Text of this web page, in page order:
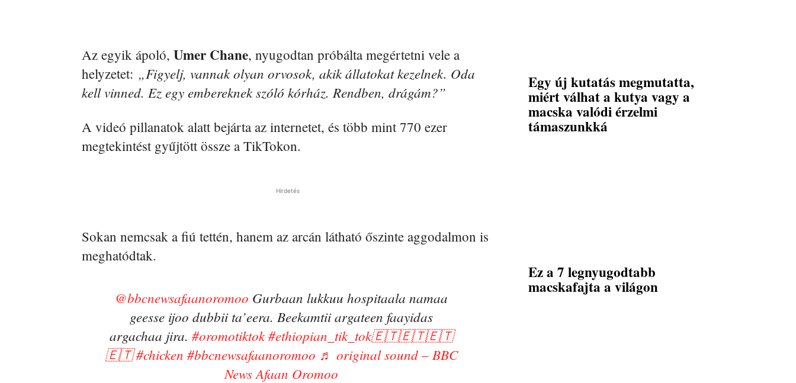
Az egyik ápoló, Umer Chane, nyugodtan próbálta megértetni vele a
helyzetet: „Figyelj, vannak olyan orvosok, akik állatokat kezelnek. Oda
kell vinned. Ez egy embereknek szóló kórház. Rendben, drágám?”
A videó pillanatok alatt bejárta az internetet, és több mint 770 ezer
megtekintést gyűjtött össze a TikTokon.
Hirdetés
Sokan nemcsak a fiú tettén, hanem az arcán látható őszinte aggodalmon is
meghatódtak.
@bbcnewsafaanoromoo Gurbaan lukkuu hospitaala namaa
geesse ijoo dubbii ta’eera. Beekamtii argateen faayidas
argachaa jira.#oromotiktok#ethiopian_tik_tok🇪🇹🇪🇹🇪🇹
🇪🇹 #chicken #bbcnewsafaanoromoo ♬ original sound – BBC
News Afaan Oromoo
Egy új kutatás megmutatta,
miért válhat a kutya vagy a
macska valódi érzelmi
támaszunkká
Ez a 7 legnyugodtabb
macskafajta a világon